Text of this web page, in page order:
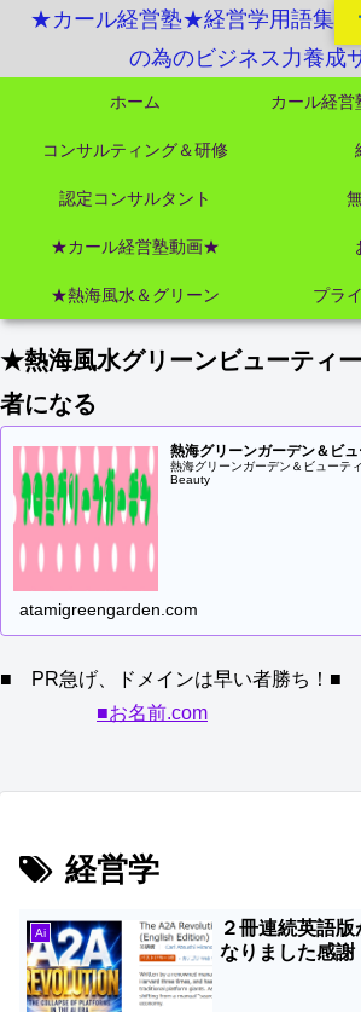
★カール経営塾★経営学用語集起
の為のビジネス力養成
ホーム
コンサルティング＆研修
認定コンサルタント
★カール経営塾動画★
★熱海風水＆グリーン プラ
★熱海風水グリーンビューティ
者になる
熱海グリーンガーデン＆ビュ
熱海グリーンガーデン＆ビューテ
Beauty
atamigreengarden.com
■ PR急げ、ドメインは早い者勝ち！■
■お名前.com
経営学
Ai
２冊連続英語
なりました感謝